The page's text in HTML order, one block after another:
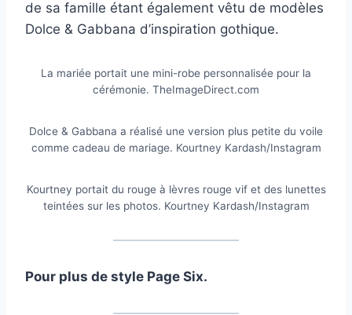
de sa famille étant également vêtu de modèles
Dolce & Gabbana d’inspiration gothique.
La mariée portait une mini-robe personnalisée pour la
cérémonie. TheImageDirect.com
Dolce & Gabbana a réalisé une version plus petite du voile
comme cadeau de mariage. Kourtney Kardash/Instagram
Kourtney portait du rouge à lèvres rouge vif et des lunettes
teintées sur les photos. Kourtney Kardash/Instagram
Pour plus de style Page Six.